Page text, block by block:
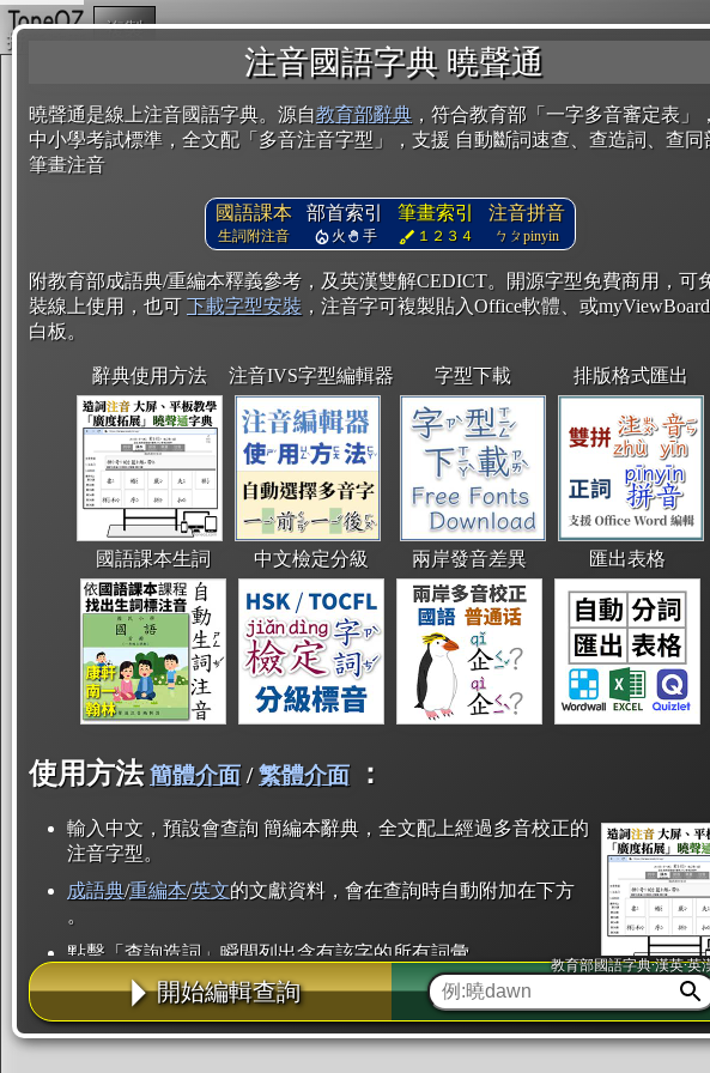
注音國語字典 曉聲通
曉聲通是線上注音國語字典。源自教育部辭典 ，符合教育部「一字多音審定表」
中小學考試標準，全文配「多音注音字型」，支援 自動斷詞速查、查造詞、查同
筆畫注音
國語課本
生詞附注音
部首索引
火 手
筆畫索引
１２３４
注音拼音
ㄅㄆpinyin
附教育部成語典/重編本釋義參考，及英漢雙解CEDICT。開源字型免費商用，可
裝線上使用，也可 下載字型安裝 ，注音字可複製貼入Office軟體、或
白板。
辭典使用方法 注音IVS字型編輯器 字型下載 排版格式匯出
國語課本生詞 中文檢定分級 兩岸發音差異 匯出表格
使用方法 簡體介面/繁體介面 ：
輸入中文，預設會查詢 簡編本辭典，全文配上經過多音校正的
注音字型。
成語典/重編本/英文的文獻資料，會在查詢時自動附加在下方
。
點擊「查詢造詞」瞬間列出含有該字的所有詞彙。
點「部首」瞬間列出所有「同部首字」。也支援查詢「同注音」或「同筆畫
辭典解釋的全文都經過自動斷詞，點擊便可瞬間「連續查詢」此字詞的解釋
用手動重複輸入。
開始編輯查詢
教育部國語字典·漢英·英
複製